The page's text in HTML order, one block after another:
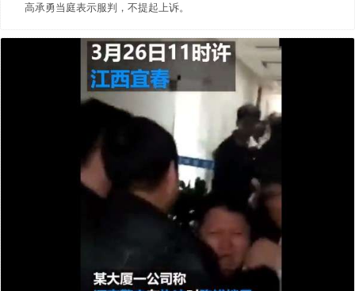
高承勇当庭表示服判，不提起上诉。